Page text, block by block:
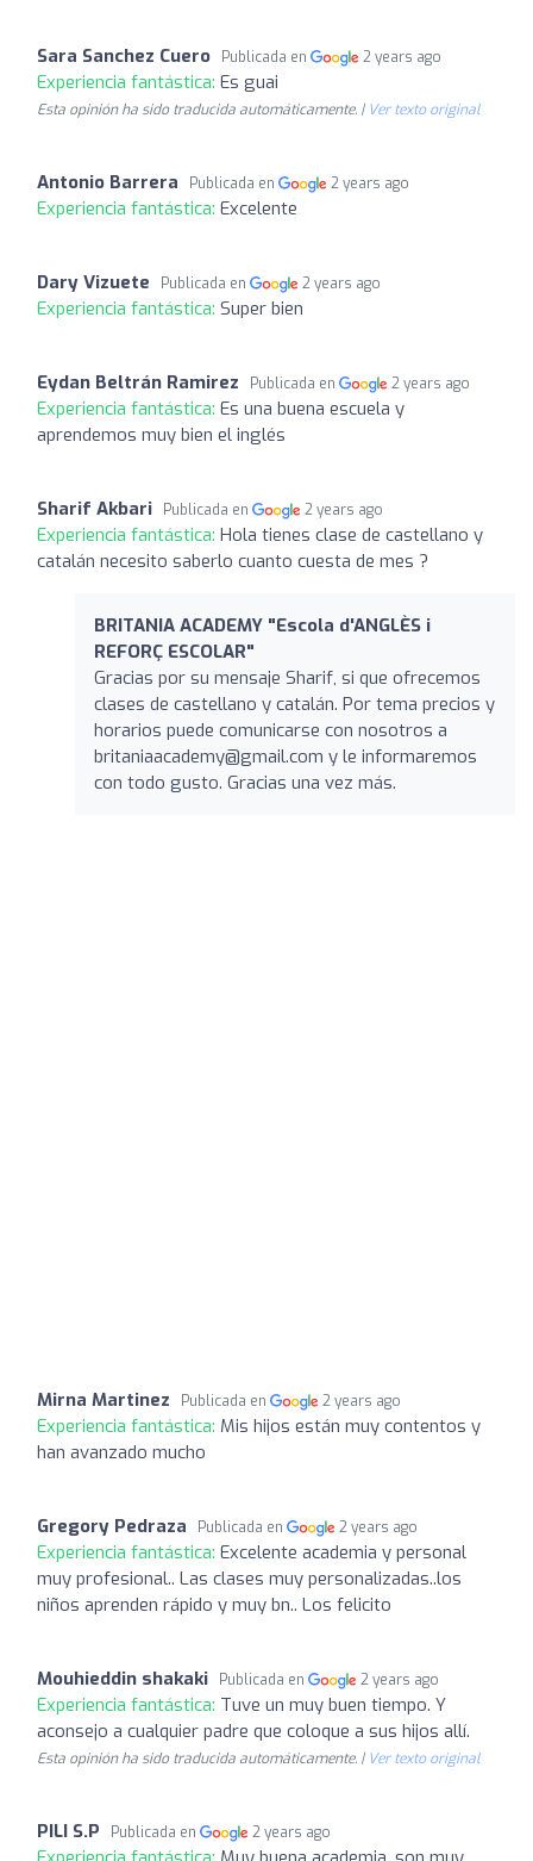
Sara Sanchez Cuero Publicada en 2 years ago
Experiencia fantástica: Es guai
Esta opinión ha sido traducida automáticamente. | Ver texto original
Antonio Barrera Publicada en 2 years ago
Experiencia fantástica: Excelente
Dary Vizuete Publicada en 2 years ago
Experiencia fantástica: Super bien
Eydan Beltrán Ramirez Publicada en 2 years ago
Experiencia fantástica: Es una buena escuela y
aprendemos muy bien el inglés
Sharif Akbari Publicada en 2 years ago
Experiencia fantástica: Hola tienes clase de castellano y
catalán necesito saberlo cuanto cuesta de mes ?
BRITANIA ACADEMY "Escola d'ANGLÈS i
REFORÇ ESCOLAR"
Gracias por su mensaje Sharif, si que ofrecemos
clases de castellano y catalán. Por tema precios y
horarios puede comunicarse con nosotros a
britaniaacademy@gmail.com y le informaremos
con todo gusto. Gracias una vez más.
Mirna Martinez Publicada en 2 years ago
Experiencia fantástica: Mis hijos están muy contentos y
han avanzado mucho
Gregory Pedraza Publicada en 2 years ago
Experiencia fantástica: Excelente academia y personal
muy profesional.. Las clases muy personalizadas..los
niños aprenden rápido y muy bn.. Los felicito
Mouhieddin shakaki Publicada en 2 years ago
Experiencia fantástica: Tuve un muy buen tiempo. Y
aconsejo a cualquier padre que coloque a sus hijos allí.
Esta opinión ha sido traducida automáticamente. | Ver texto original
PILI S.P Publicada en 2 years ago